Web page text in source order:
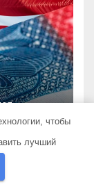
чтобы
лучший